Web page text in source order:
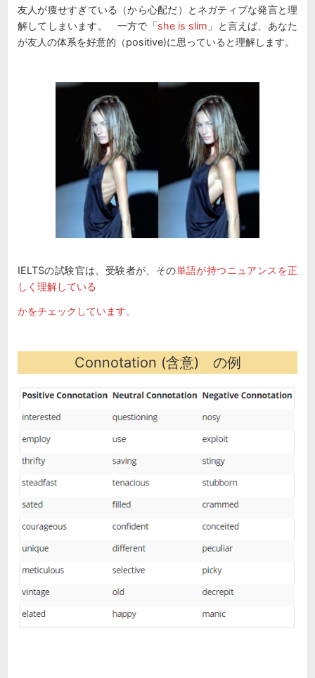
友人が痩せすぎている（から心配だ）とネガティブな発言と理
解してしまいます。 一方で「she is slim 」と言えば、あなた
が友人の体系を好意的（positive)に思っていると理解します。
IELTSの試験官は、受験者が、その単語が持つニュアンスを正
しく理解している
かをチェックしています。
Connotation (含意) の例